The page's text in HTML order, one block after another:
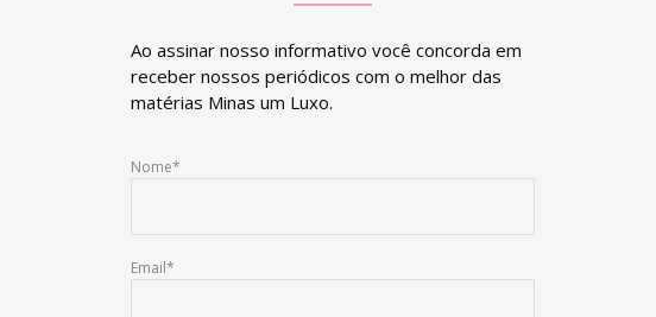
Ao assinar nosso informativo você concorda em
receber nossos periódicos com o melhor das
matérias Minas um Luxo.
Nome*
Email*